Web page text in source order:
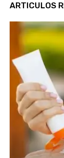
ARTICULOS